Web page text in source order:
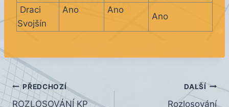
Draci
Svojšín
Ano Ano
Ano
Navigace
PŘEDCHOZÍ
ROZLOSOVÁNÍ KP
DALŠÍ
Rozlosování